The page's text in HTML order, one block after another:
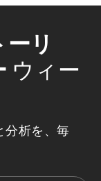
リ
ウィー
分析を、毎